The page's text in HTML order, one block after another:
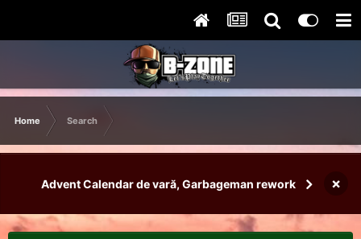
Home Search
Advent Calendar de vară, Garbageman rework ×